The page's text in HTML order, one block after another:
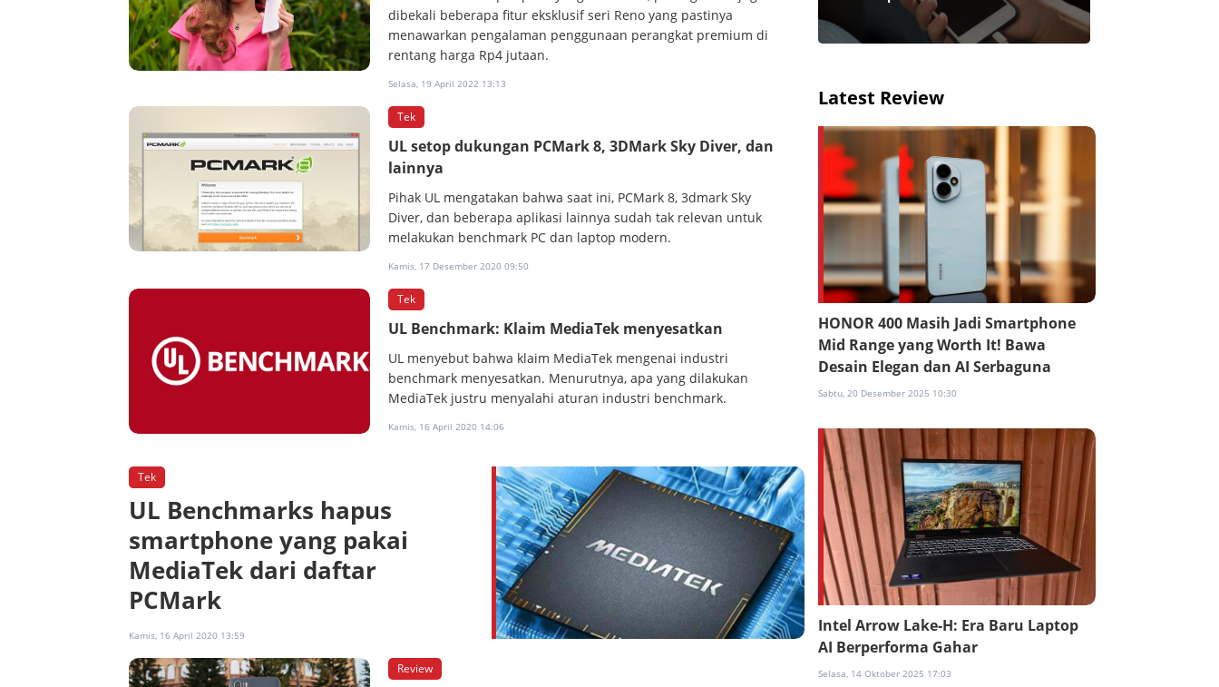
dibekali beberapa fitur eksklusif seri Reno yang pastinya
menawarkan pengalaman penggunaan perangkat premium di
rentang harga Rp4 jutaan.
Selasa, 19 April 2022 13:13
Tek
UL setop dukungan PCMark 8, 3DMark Sky Diver, dan
lainnya
Pihak UL mengatakan bahwa saat ini, PCMark 8, 3dmark Sky
Diver, dan beberapa aplikasi lainnya sudah tak relevan untuk
melakukan benchmark PC dan laptop modern.
Kamis, 17 Desember 2020 09:50
Tek
UL Benchmark: Klaim MediaTek menyesatkan
UL menyebut bahwa klaim MediaTek mengenai industri
benchmark menyesatkan. Menurutnya, apa yang dilakukan
MediaTek justru menyalahi aturan industri benchmark.
Kamis, 16 April 2020 14:06
Tek
UL Benchmarks hapus
smartphone yang pakai
MediaTek dari daftar
PCMark
Kamis, 16 April 2020 13:59
Review
Latest Review
HONOR 400 Masih Jadi Smartphone
Mid Range yang Worth It! Bawa
Desain Elegan dan AI Serbaguna
Sabtu, 20 Desember 2025 10:30
Intel Arrow Lake-H: Era Baru Laptop
AI Berperforma Gahar
Selasa, 14 Oktober 2025 17:03